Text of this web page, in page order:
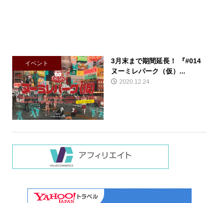
イベント
3月末まで期間延長！ 『#014
ヌーミレパーク（仮）...
2020.12.24